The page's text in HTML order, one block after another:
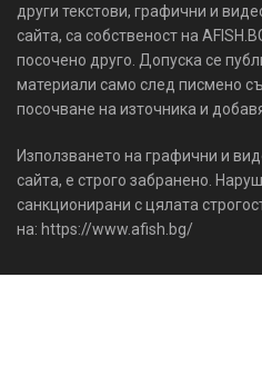
други текстови, графични и
сайта, са собственост на
посочено друго. Допуска се
материали само след писмено
посочване на източника и
Използването на графични и
сайта, е строго забранено.
санкционирани с цялата
на: https://www.afish.bg/